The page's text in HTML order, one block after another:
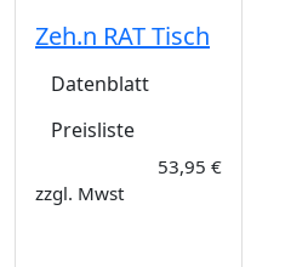
Zeh.n RAT Tisch
Datenblatt
Preisliste
53,95 €
zzgl. Mwst